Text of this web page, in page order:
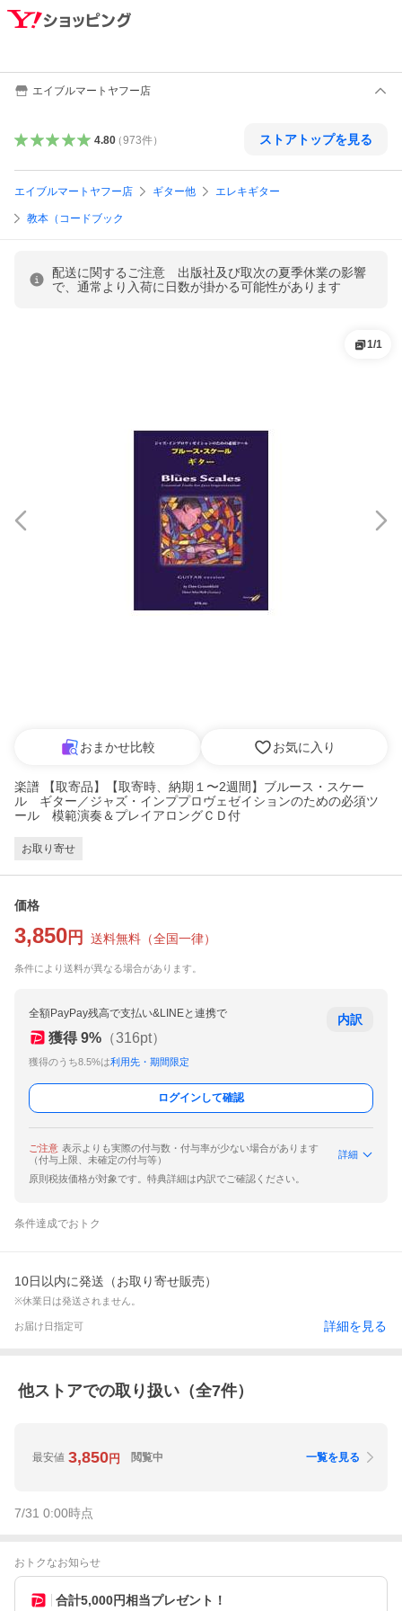
エイブルマートヤフー店
4.80（973件） ストアトップを見る
エイブルマートヤフー店 ギター他 エレキギター
教本（コードブック
配送に関するご注意 出版社及び取次の夏季休業の影響
で、通常より入荷に日数が掛かる可能性があります
1/1
おまかせ比較 お気に入り
楽譜 【取寄品】【取寄時、納期１〜2週間】ブルース・スケー
ル ギター／ジャズ・インププロヴェゼイションのための必須ツ
ール 模範演奏＆プレイアロングＣＤ付
お取り寄せ
価格
3,850 円 送料無料 （全国一律）
条件により送料が異なる場合があります。
全額PayPay残高で支払い&LINEと連携で
獲得 9% （316pt）
獲得のうち8.5%は利用先・期間限定
内訳
ログインして確認
ご注意 表示よりも実際の付与数・付与率が少ない場合があります
（付与上限、未確定の付与等）
詳細
原則税抜価格が対象です。特典詳細は内訳でご確認ください。
条件達成でおトク
10日以内に発送（お取り寄せ販売）
※休業日は発送されません。
お届け日指定可 詳細を見る
他ストアでの取り扱い（全7件）
最安値 3,850円 閲覧中 一覧を見る
7/31 0:00時点
おトクなお知らせ
合計5,000円相当プレゼント！